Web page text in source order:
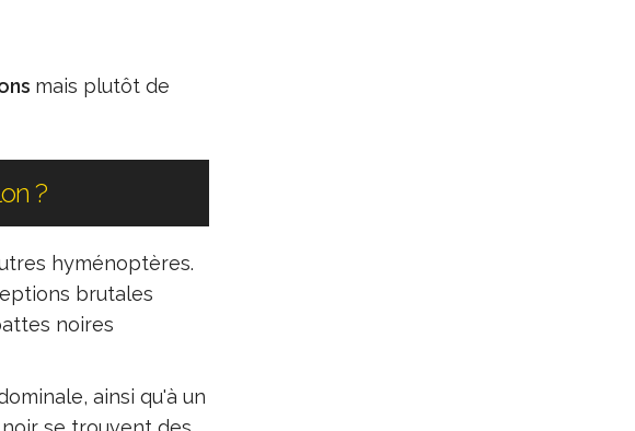
mais plutôt de
?
hyménoptères.
brutales
noires
ainsi qu'à un